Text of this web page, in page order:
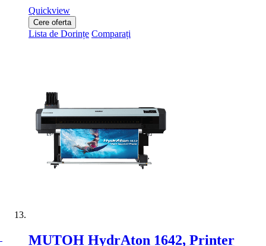
Quickview
Cere oferta
Lista de Dorințe Comparați
MUTOH HydrAton 1642, Printer